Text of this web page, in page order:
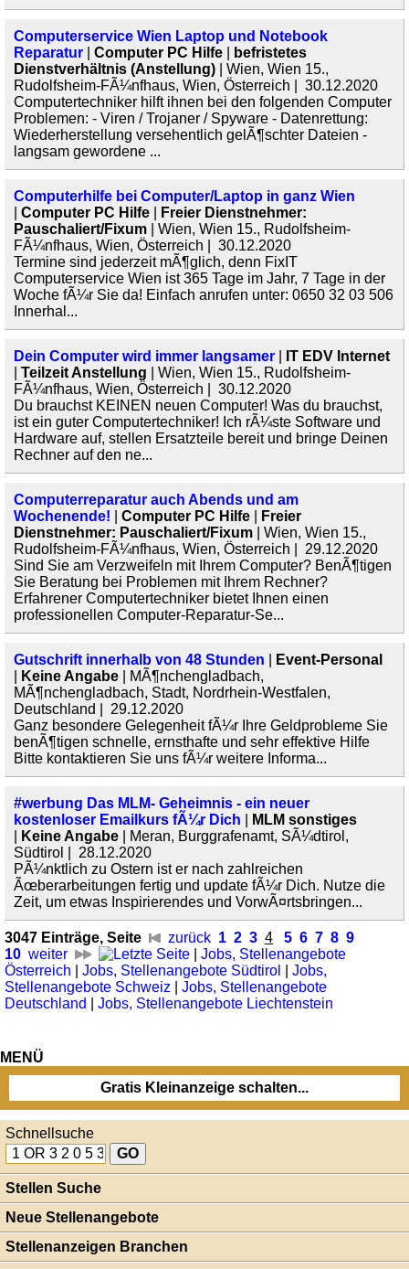
Computerservice Wien Laptop und Notebook
Reparatur
Computer PC Hilfe
befristetes
Dienstverhältnis (Anstellung) | Wien, Wien 15.,
Rudolfsheim-FÃ¼nfhaus, Wien, Österreich | 30.12.2020
Computertechniker hilft ihnen bei den folgenden Computer
Problemen: - Viren / Trojaner / Spyware - Datenrettung:
Wiederherstellung versehentlich gelÃ¶schter Dateien -
langsam gewordene ...
Computerhilfe bei Computer/Laptop in ganz Wien
Computer PC Hilfe
Freier Dienstnehmer:
Pauschaliert/Fixum | Wien, Wien 15., Rudolfsheim-
FÃ¼nfhaus, Wien, Österreich | 30.12.2020
Termine sind jederzeit mÃ¶glich, denn FixIT
Computerservice Wien ist 365 Tage im Jahr, 7 Tage in der
Woche fÃ¼r Sie da! Einfach anrufen unter: 0650 32 03 506
Innerhal...
Dein Computer wird immer langsamer
IT EDV Internet
Teilzeit Anstellung | Wien, Wien 15., Rudolfsheim-
FÃ¼nfhaus, Wien, Österreich | 30.12.2020
Du brauchst KEINEN neuen Computer! Was du brauchst,
ist ein guter Computertechniker! Ich rÃ¼ste Software und
Hardware auf, stellen Ersatzteile bereit und bringe Deinen
Rechner auf den ne...
Computerreparatur auch Abends und am
Wochenende!
Computer PC Hilfe
Freier
Dienstnehmer: Pauschaliert/Fixum | Wien, Wien 15.,
Rudolfsheim-FÃ¼nfhaus, Wien, Österreich | 29.12.2020
Sind Sie am Verzweifeln mit Ihrem Computer? BenÃ¶tigen
Sie Beratung bei Problemen mit Ihrem Rechner?
Erfahrener Computertechniker bietet Ihnen einen
professionellen Computer-Reparatur-Se...
Gutschrift innerhalb von 48 Stunden
Event-Personal
Keine Angabe | MÃ¶nchengladbach,
MÃ¶nchengladbach, Stadt, Nordrhein-Westfalen,
Deutschland | 29.12.2020
Ganz besondere Gelegenheit fÃ¼r Ihre Geldprobleme Sie
benÃ¶tigen schnelle, ernsthafte und sehr effektive Hilfe
Bitte kontaktieren Sie uns fÃ¼r weitere Informa...
#werbung Das MLM- Geheimnis - ein neuer
kostenloser Emailkurs fÃ¼r Dich
MLM sonstiges
Keine Angabe | Meran, Burggrafenamt, SÃ¼dtirol,
Südtirol | 28.12.2020
PÃ¼nktlich zu Ostern ist er nach zahlreichen
Ãœberarbeitungen fertig und update fÃ¼r Dich. Nutze die
Zeit, um etwas Inspirierendes und VorwÃ¤rtsbringen...
3047 Einträge, Seite zurück 1 2 3 4 5 6 7 8 9
10 weiter
Jobs, Stellenangebote
Österreich
Jobs, Stellenangebote Südtirol
Jobs,
Stellenangebote Schweiz
Jobs, Stellenangebote
Deutschland
Jobs, Stellenangebote Liechtenstein
MENÜ
Gratis Kleinanzeige schalten...
Schnellsuche
Stellen Suche
Neue Stellenangebote
Stellenanzeigen Branchen